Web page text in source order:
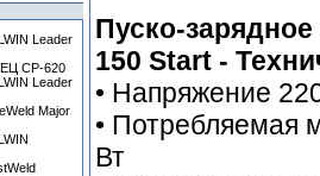
Leader
СР-620
Leader
Major
Пуско-
150 Start -
• Напряжение
• Потребляемая
Вт